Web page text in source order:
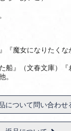
『魔女になりたく
船』（文春文庫）
。
について問い合わせ